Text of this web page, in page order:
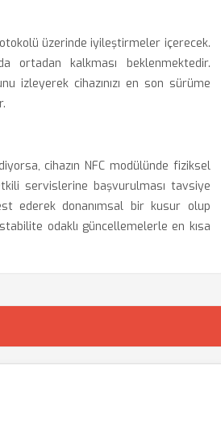
üzerinde iyileştirmeler içerecek.
ortadan kalkması beklenmektedir.
izleyerek cihazınızı en son sürüme
cihazın NFC modülünde fiziksel
servislerine başvurulması tavsiye
ederek donanımsal bir kusur olup
odaklı güncellemelerle en kısa